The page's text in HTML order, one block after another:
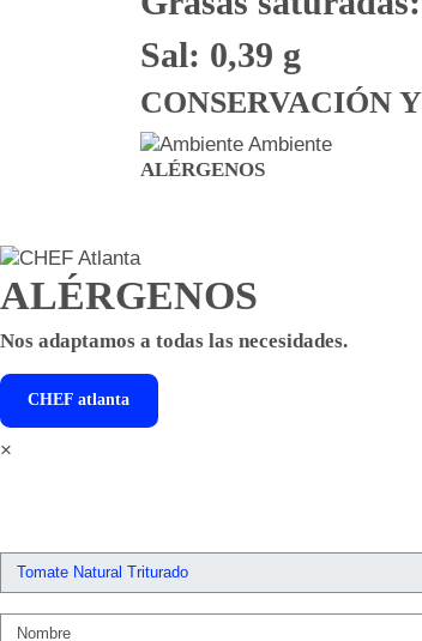
Sal: 0,39 g
CONSERVACIÓN
Ambiente
ALÉRGENOS
ALÉRGENOS
Nos adaptamos a todas las necesidades.
CHEFatlanta
×